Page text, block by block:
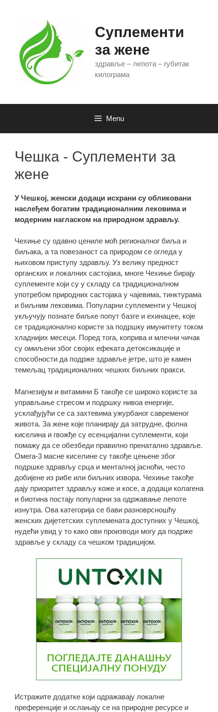
Суплементи
за жене
здравље – лепота – губитак
килограма
Menu
Чешка - Суплементи за
жене
У Чешкој, женски додаци исхрани су обликовани
наслеђем богатим традиционалним лековима и
модерним нагласком на природном здрављу.
Чехиње су одавно цениле моћ регионалног биља и
биљака, а та повезаност са природом се огледа у
њиховом приступу здрављу. Уз велику предност
органских и локалних састојака, многе Чехиње бирају
суплементе који су у складу са традиционалном
употребом природних састојака у чајевима, тинктурама
и биљним лековима. Популарни суплементи у Чешкој
укључују познате биљке попут базге и ехинацее, које
се традиционално користе за подршку имунитету током
хладнијих месеци. Поред тога, коприва и млечни чичак
су омиљени због својих ефеката детоксикације и
способности да подрже здравље јетре, што је камен
темељац традиционалних чешких биљних пракси.
Магнезијум и витамини Б такође се широко користе за
управљање стресом и подршку нивоа енергије,
усклађујући се са захтевима ужурбаног савременог
живота. За жене које планирају да затрудне, фолна
киселина и гвожђе су есенцијални суплементи, који
помажу да се обезбеди правилно пренатално здравље.
Омега-3 масне киселине су такође цењене због
подршке здрављу срца и менталној јасноћи, често
добијене из рибе или биљних извора. Чехиње такође
дају приоритет здрављу коже и косе, а додаци колагена
и биотина постају популарни за одржавање лепоте
изнутра. Ова категорија се бави разноврсношћу
женских дијететских суплемената доступних у Чешкој,
нудећи увид у то како ови производи могу да подрже
здравље у складу са чешком традицијом.
Истражите додатке који одражавају локалне
преференције и ослањају се на природне ресурсе и